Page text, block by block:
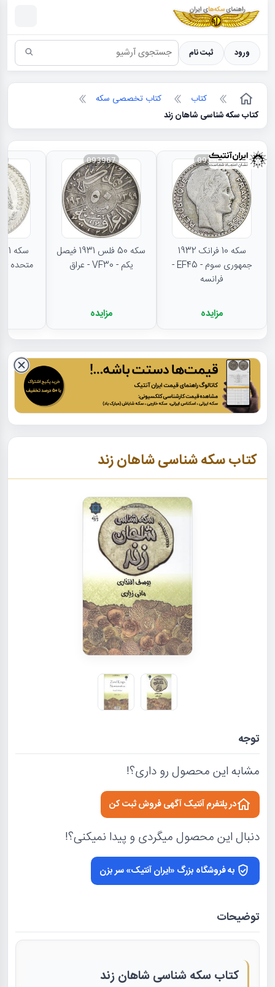
سکه ها ؛ راهنمای سکه شناسی
ورود ثبت نام
کتاب
کتاب تخصصی سکه
کتاب سکه شناسی شاهان زند
093968
سکه 10 فرانک 1932
جمهوری سوم - EF45 -
فرانسه
مزایده
093967
سکه 50 فلس 1931 فیصل
یکم - VF30 - عراق
مزایده
متحده - MS62 - مکزیک
کتاب سکه شناسی شاهان زند
توجه
مشابه این محصول رو داری؟!
در پلتفرم آنتیک آگهی فروش ثبت کن
دنبال این محصول میگردی و پیدا نمیکنی؟!
به فروشگاه بزرگ «ایران آنتیک» سر بزن
توضیحات
کتاب سکه شناسی شاهان زند